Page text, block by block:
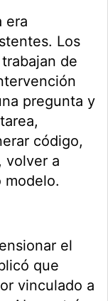
era
Los
de
pregunta y
código,
volver a
modelo.
el
que
vinculado a